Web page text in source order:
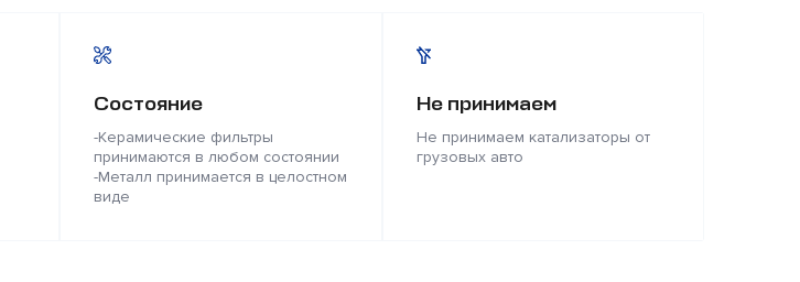
Состояние
-Керамические фильтры
принимаются в любом состоянии
-Металл принимается в целостном
виде
Не принимаем
Не принимаем катализаторы от
грузовых авто